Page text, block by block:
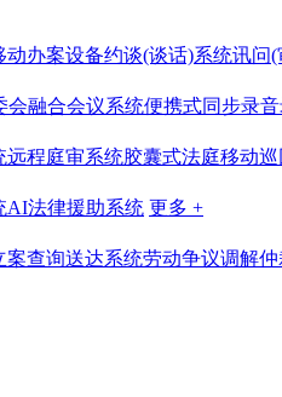
动办案设备约谈(谈话)系统讯问(
会融合会议系统便携式同步录
远程庭审系统胶囊式法庭移动
AI法律援助系统 更多 +
案查询送达系统劳动争议调解